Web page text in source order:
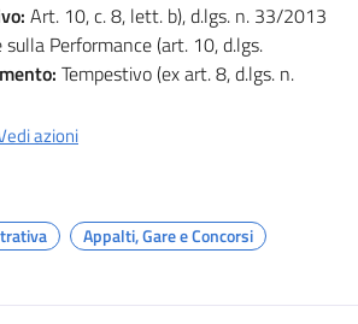
Art. 10, c. 8, lett. b), d.lgs. n. 33/2013
sulla Performance (art. 10, d.lgs.
Tempestivo (ex art. 8, d.lgs. n.
azioni
Appalti, Gare e Concorsi